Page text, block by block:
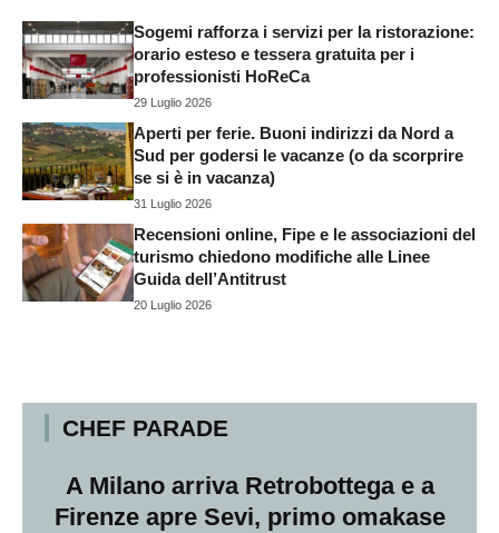
Sogemi rafforza i servizi per la ristorazione:
orario esteso e tessera gratuita per i
professionisti HoReCa
29 Luglio 2026
Aperti per ferie. Buoni indirizzi da Nord a
Sud per godersi le vacanze (o da scorprire
se si è in vacanza)
31 Luglio 2026
Recensioni online, Fipe e le associazioni del
turismo chiedono modifiche alle Linee
Guida dell’Antitrust
20 Luglio 2026
CHEF PARADE
A Milano arriva Retrobottega e a
Firenze apre Sevi, primo omakase